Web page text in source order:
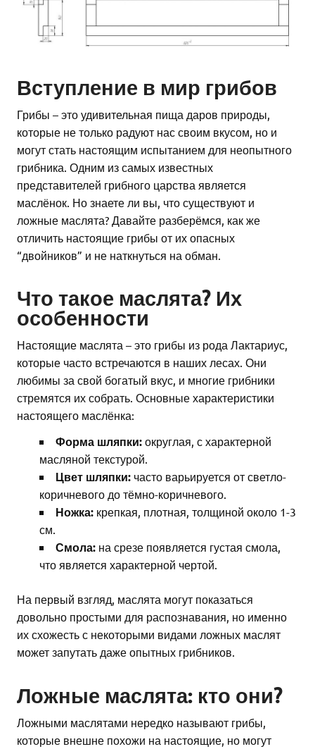
Вступление в мир грибов
Грибы – это удивительная пища даров природы,
которые не только радуют нас своим вкусом, но и
могут стать настоящим испытанием для неопытного
грибника. Одним из самых известных
представителей грибного царства является
маслёнок. Но знаете ли вы, что существуют и
ложные маслята? Давайте разберёмся, как же
отличить настоящие грибы от их опасных
“двойников” и не наткнуться на обман.
Что такое маслята? Их
особенности
Настоящие маслята – это грибы из рода Лактариус,
которые часто встречаются в наших лесах. Они
любимы за свой богатый вкус, и многие грибники
стремятся их собрать. Основные характеристики
настоящего маслёнка:
Форма шляпки: округлая, с характерной
масляной текстурой.
Цвет шляпки: часто варьируется от светло-
коричневого до тёмно-коричневого.
Ножка: крепкая, плотная, толщиной около 1-3
см.
Смола: на срезе появляется густая смола,
что является характерной чертой.
На первый взгляд, маслята могут показаться
довольно простыми для распознавания, но именно
их схожесть с некоторыми видами ложных маслят
может запутать даже опытных грибников.
Ложные маслята: кто они?
Ложными маслятами нередко называют грибы,
которые внешне похожи на настоящие, но могут